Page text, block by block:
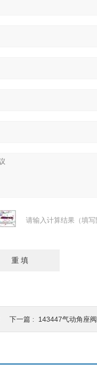
请输入计算结果（填
下一篇 : 143447气动角座